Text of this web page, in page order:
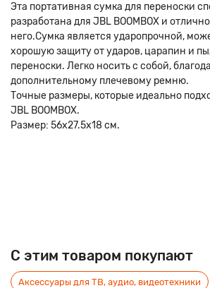
Эта портативная сумка для переноски
разработана для JBL BOOMBOX и
него.Сумка является ударопрочной,
хорошую защиту от ударов, царапин и
переноски. Легко носить с собой,
дополнительному плечевому ремню.
Точные размеры, которые идеально
JBL BOOMBOX.
Размер: 56x27.5x18 см.
C этим товаром покупают
Аксессуары для ТВ, аудио, видеотехники